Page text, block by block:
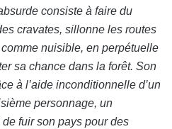
consiste à faire du
cravates, sillonne les routes
nuisible, en perpétuelle
sa chance dans la forêt. Son
à l’aide inconditionnelle d’un
personnage, un
fuir son pays pour des